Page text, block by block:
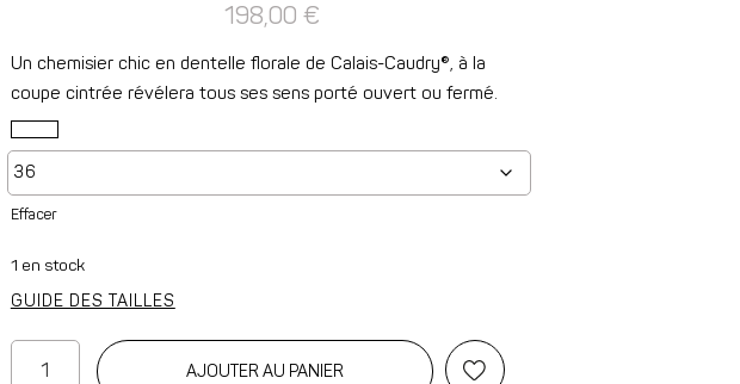
198,00€
Un chemisier chic en dentelle florale de Calais-Caudry®, à la
coupe cintrée révélera tous ses sens porté ouvert ou fermé.
Effacer
1 en stock
GUIDE DES TAILLES
AJOUTER AU PANIER